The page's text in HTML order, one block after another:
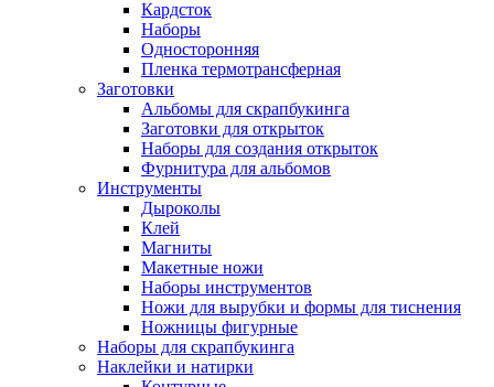
Кардсток
Наборы
Односторонняя
Пленка термотрансферная
Заготовки
Альбомы для скрапбукинга
Заготовки для открыток
Наборы для создания открыток
Фурнитура для альбомов
Инструменты
Дыроколы
Клей
Магниты
Макетные ножи
Наборы инструментов
Ножи для вырубки и формы для тиснения
Ножницы фигурные
Наборы для скрапбукинга
Наклейки и натирки